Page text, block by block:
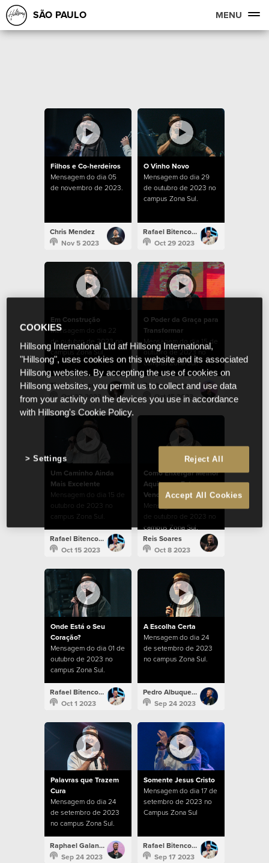
SÃO PAULO MENU
Filhos e Co-herdeiros
Mensagem do dia 05
de novembro de 2023.
Chris Mendez
Nov 5 2023
O Vinho Novo
Mensagem do dia 29
de outubro de 2023 no
campus Zona Sul.
Rafael Bitencourt
Oct 29 2023
Em Construção
Mensagem do dia 22
de outubro de 2023 no
campus Zona Sul.
Tim Douglass
Oct 22 2023
O Poder da Graça para
Transformar
Mensagem do dia 15 de
outubro de 2023 no
campus Zona Sul.
Raphael Galante
Oct 15 2023
Um Caminho Ainda
Mais Excelente
Mensagem do dia 15 de
outubro de 2023 no
campus Zona Sul.
Rafael Bitencourt
Oct 15 2023
Como Enxergar Melhor
Aquilo que Estamos
Vendo
Mensagem do dia 08
de outubro de 2023 no
campus Zona Sul.
Reis Soares
Oct 8 2023
Onde Está o Seu
Coração?
Mensagem do dia 01 de
outubro de 2023 no
campus Zona Sul.
Rafael Bitencourt
Oct 1 2023
A Escolha Certa
Mensagem do dia 24
de setembro de 2023
no campus Zona Sul.
Pedro Albuquerque
Sep 24 2023
Palavras que Trazem
Cura
Mensagem do dia 24
de setembro de 2023
no campus Zona Sul.
Raphael Galante
Sep 24 2023
Somente Jesus Cristo
Mensagem do dia 17 de
setembro de 2023 no
Campus Zona Sul
Rafael Bitencourt
Sep 17 2023
COOKIES
Hillsong International Ltd atf Hillsong International,
"Hillsong", uses cookies on this website and its associated
Hillsong websites. By accepting the use of cookies on
Hillsong websites, you permit us to collect and use data
from your activity on the devices you use in accordance
with Hillsong's Cookie Policy.
Reject All
Accept All Cookies
Settings